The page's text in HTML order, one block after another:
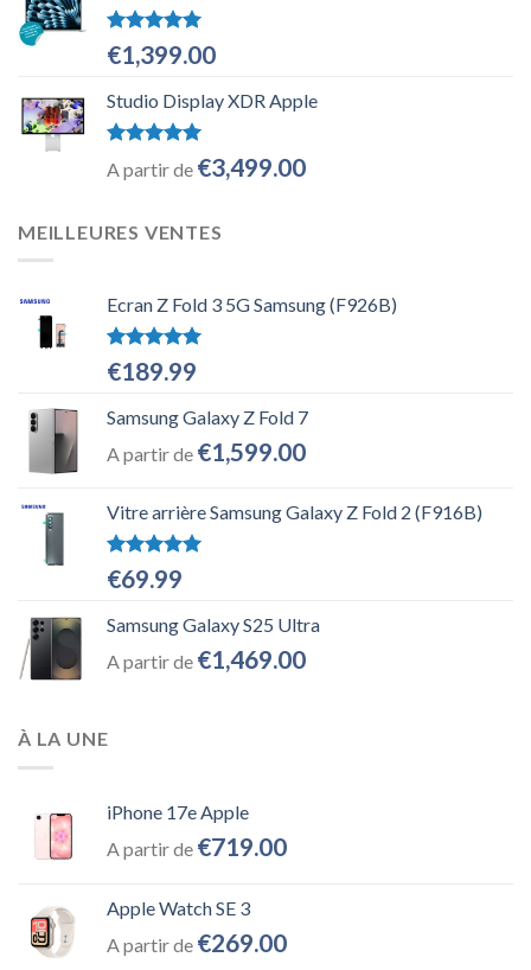
Note5.00
sur 5
€1,399.00
Studio Display XDR Apple
Note 5.00
sur 5
A partir de €3,499.00
MEILLEURES VENTES
Ecran Z Fold 3 5G Samsung (F926B)
Note5.00
sur 5
€189.99
Samsung Galaxy Z Fold 7
A partir de €1,599.00
Vitre arrière Samsung Galaxy Z Fold 2 (F916B)
Note 5.00
sur 5
€69.99
Samsung Galaxy S25 Ultra
A partir de €1,469.00
À LA UNE
iPhone 17e Apple
A partir de €719.00
Apple Watch SE 3
A partir de €269.00